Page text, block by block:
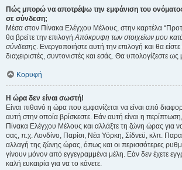
Πώς μπορώ να αποτρέψω την εμφάνιση του
σε σύνδεση;
Μέσα στον Πίνακα Ελέγχου Μέλους, στην καρτέλα
θα βρείτε την επιλογήΑπόκρυψη των στοιχείων μου κατά
σύνδεσης. Ενεργοποιήστε αυτή την επιλογή και θα
διαχειριστές, συντονιστές και εσάς. Θα υπολογίζεστε
Κορυφή
Η ώρα δεν είναι σωστή!
Είναι πιθανό η ώρα που εμφανίζεται να είναι από
αυτή στην οποία βρίσκεστε. Εάν αυτή είναι η περίπτωση,
Πίνακα Ελέγχου Μέλους και αλλάξτε τη ζώνη ώρας για να
σας, π.χ. Λονδίνο, Παρίσι, Νέα Υόρκη, Σίδνεϋ, κλπ.
αλλαγή της ζώνης ώρας, όπως και οι περισσότερες
γίνουν μόνον από εγγεγραμμένα μέλη. Εάν δεν έχετε
καλή ευκαιρία για να το κάνετε.